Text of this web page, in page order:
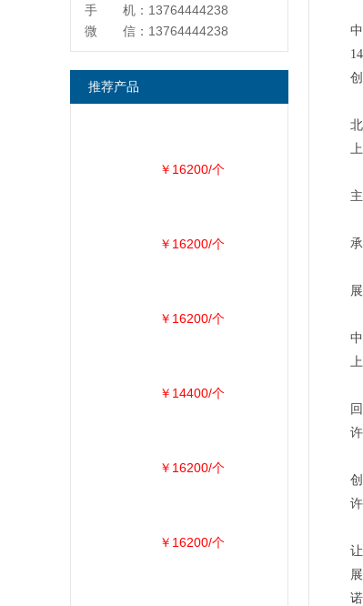
手 机：13764444238
微 信：13764444238
推荐产品
￥16200/个
￥16200/个
￥16200/个
￥14400/个
￥16200/个
￥16200/个